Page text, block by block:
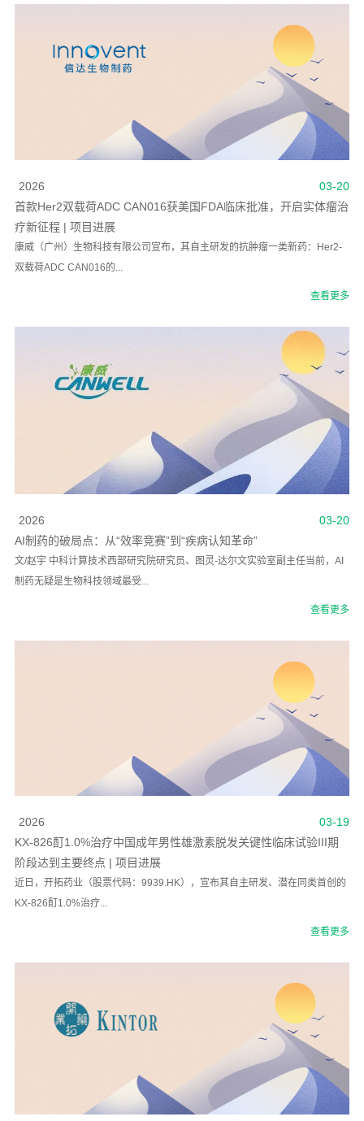
03-20
2026
首款Her2双载荷ADC CAN016获美国FDA临床批准，开启实体瘤治
疗新征程 | 项目进展
康威（广州）生物科技有限公司宣布，其自主研发的抗肿瘤一类新药：Her2-
双载荷ADC CAN016的...
查看更多
03-20
2026
AI制药的破局点：从“效率竞赛”到“疾病认知革命”
文/赵宇 中科计算技术西部研究院研究员、图灵-达尔文实验室副主任当前，AI
制药无疑是生物科技领域最受...
查看更多
03-19
2026
KX-826酊1.0%治疗中国成年男性雄激素脱发关键性临床试验III期
阶段达到主要终点 | 项目进展
近日，开拓药业（股票代码：9939.HK），宣布其自主研发、潜在同类首创的
KX-826酊1.0%治疗...
查看更多